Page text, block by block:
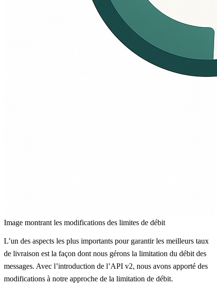
Image montrant les modifications des limites de débit
L’un des aspects les plus importants pour garantir les meilleurs taux
de livraison est la façon dont nous gérons la limitation du débit des
messages. Avec l’introduction de l’API v2, nous avons apporté des
modifications à notre approche de la limitation de débit.